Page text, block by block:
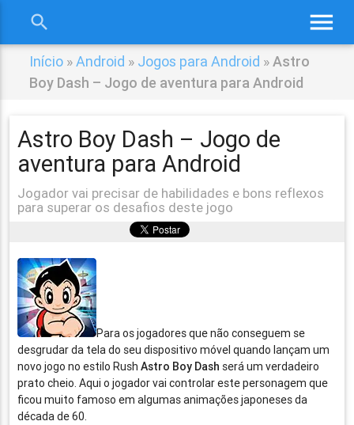
menu
search
Início »Android » Jogos para Android »Astro
Boy Dash – Jogo de aventura para Android
Astro Boy Dash – Jogo de
aventura para Android
Jogador vai precisar de habilidades e bons reflexos
para superar os desafios deste jogo
Para os jogadores que não conseguem se
desgrudar da tela do seu dispositivo móvel quando lançam um
novo jogo no estilo RushAstro Boy Dash será um verdadeiro
prato cheio. Aqui o jogador vai controlar este personagem que
ficou muito famoso em algumas animações japoneses da
década de 60.